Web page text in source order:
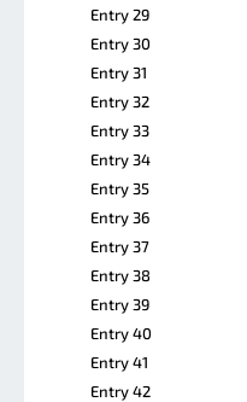
Entry 29
Entry 30
Entry 31
Entry 32
Entry 33
Entry 34
Entry 35
Entry 36
Entry 37
Entry 38
Entry 39
Entry 40
Entry 41
Entry 42